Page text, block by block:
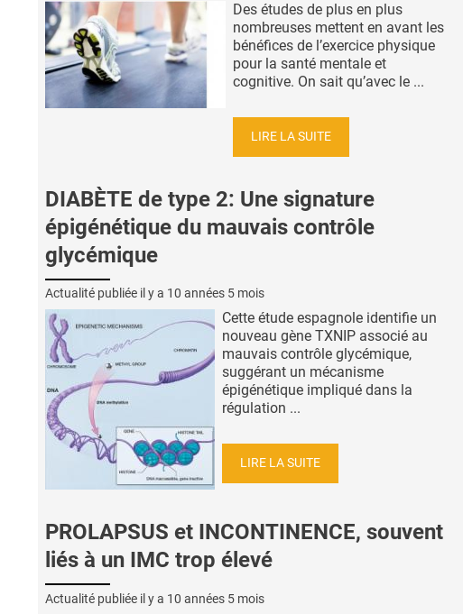
Des études de plus en plus
nombreuses mettent en avant les
bénéfices de l’exercice physique
pour la santé mentale et
cognitive. On sait qu’avec le ...
LIRE LA SUITE
DIABÈTE de type 2: Une signature
épigénétique du mauvais contrôle
glycémique
Actualité publiée il y a 10 années 5 mois
Cette étude espagnole identifie un
nouveau gène TXNIP associé au
mauvais contrôle glycémique,
suggérant un mécanisme
épigénétique impliqué dans la
régulation ...
LIRE LA SUITE
PROLAPSUS et INCONTINENCE, souvent
liés à un IMC trop élevé
Actualité publiée il y a 10 années 5 mois